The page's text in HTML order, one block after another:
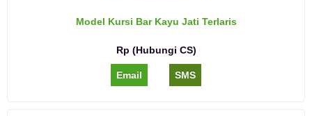
Model Kursi Bar Kayu Jati Terlaris
Rp (Hubungi CS)
Email SMS